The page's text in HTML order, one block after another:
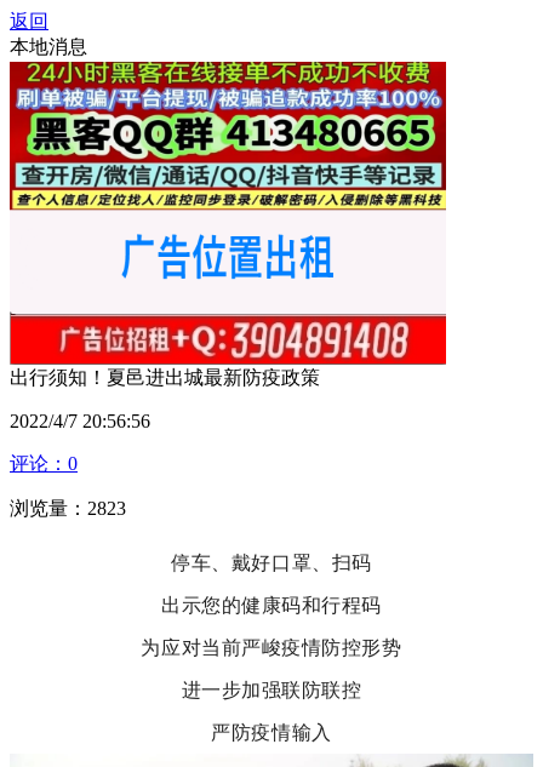
返回
本地消息
出行须知！夏邑进出城最新防疫政策
2022/4/7 20:56:56
评论：0
浏览量：2823
停车、戴好口罩、扫码
出示您的健康码和行程码
为应对当前严峻疫情防控形势
进一步加强联防联控
严防疫情输入